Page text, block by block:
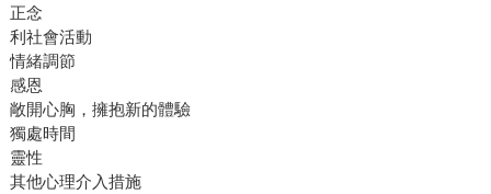
正念
利社會活動
情緒調節
感恩
敞開心胸，擁抱新的體驗
獨處時間
靈性
其他心理介入措施